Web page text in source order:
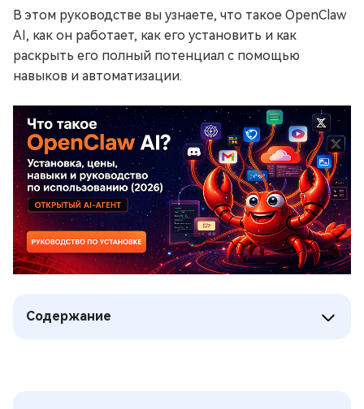
В этом руководстве вы узнаете, что такое OpenClaw
AI, как он работает, как его установить и как
раскрыть его полный потенциал с помощью
навыков и автоматизации.
Содержание